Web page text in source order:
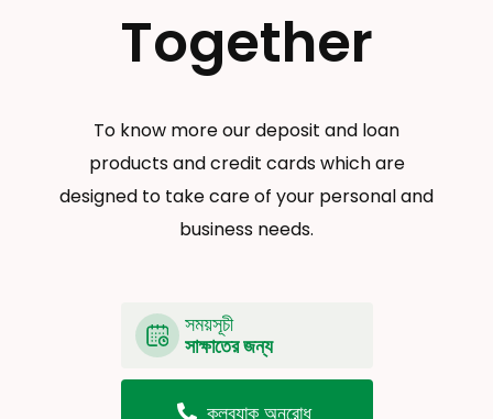
Together
To know more our deposit and loan
products and credit cards which are
designed to take care of your personal and
business needs.
সময়সূচী
সাক্ষাতের জন্য
কলব্যাক অনুরোধ